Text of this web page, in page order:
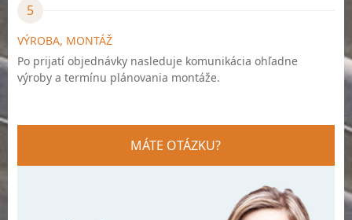
5
VÝROBA, MONTÁŽ
Po prijatí objednávky nasleduje komunikácia ohľadne
výroby a termínu plánovania montáže.
MÁTE OTÁZKU?